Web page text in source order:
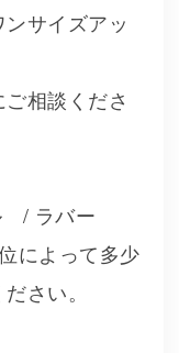
サイズアッ
相談くださ
/ ラバー
によって多少
さい。